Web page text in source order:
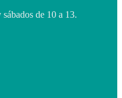
de 10 a 13.